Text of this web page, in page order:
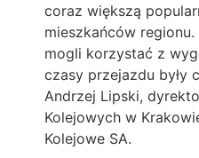
coraz większą
mieszkańców
mogli korzystać z
czasy przejazdu były
Andrzej Lipski,
Kolejowych w
Kolejowe SA.